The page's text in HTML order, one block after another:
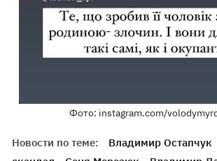
Фото: instagram.com/
Новости по теме: Владимир Остапчук